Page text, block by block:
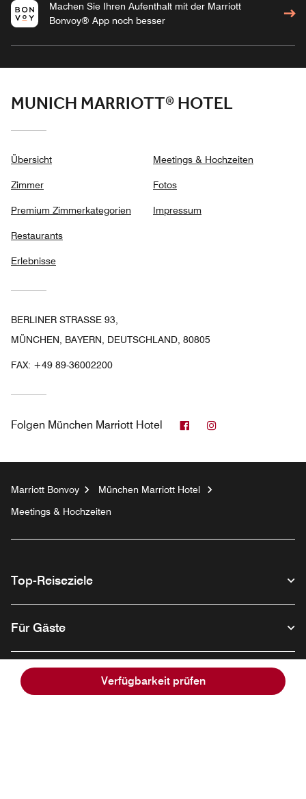
Verfügbarkeit prüfen
Machen Sie Ihren Aufenthalt mit der Marriott
Bonvoy® App noch besser
MUNICH MARRIOTT® HOTEL
Übersicht
Zimmer
Premium Zimmerkategorien
Restaurants
Erlebnisse
Meetings & Hochzeiten
Fotos
Impressum
BERLINER STRASSE 93,
MÜNCHEN, BAYERN, DEUTSCHLAND, 80805
FAX: +49 89-36002200
Folgen München Marriott Hotel Facebook
Marriott Bonvoy
München Marriott Hotel
Meetings & Hochzeiten
Top-Reiseziele
Für Gäste
Unser Unternehmen